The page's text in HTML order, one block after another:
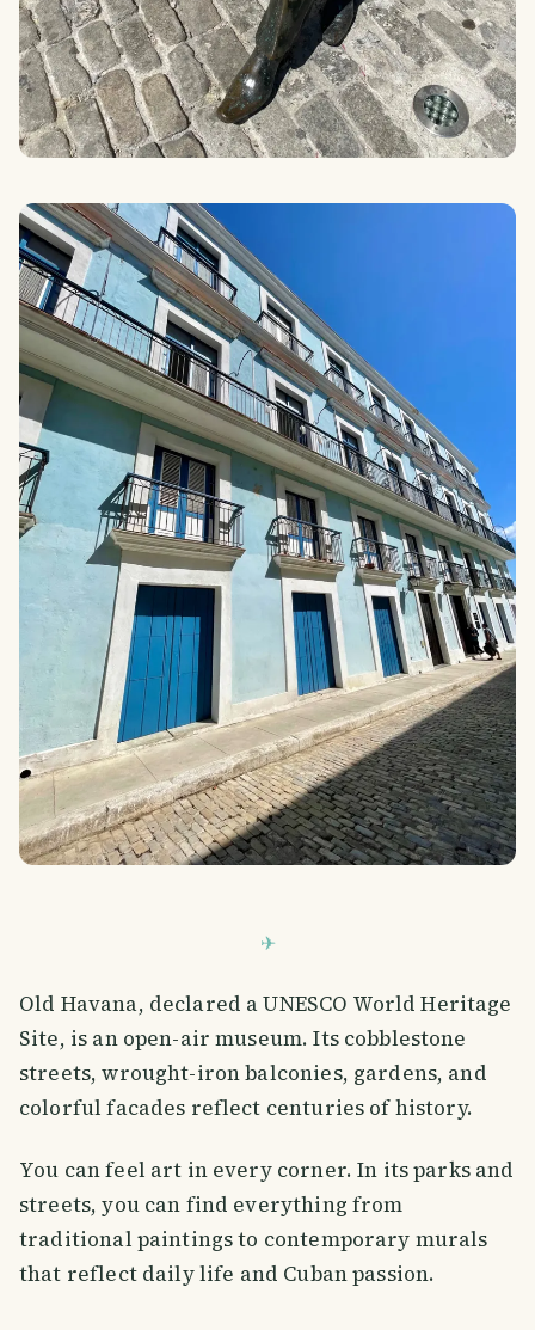
Old Havana, declared a UNESCO World Heritage
Site, is an open-air museum. Its cobblestone
streets, wrought-iron balconies, gardens, and
colorful facades reflect centuries of history.
You can feel art in every corner. In its parks and
streets, you can find everything from
traditional paintings to contemporary murals
that reflect daily life and Cuban passion.